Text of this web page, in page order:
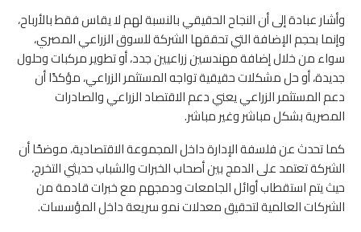
وأشار عبادة إلى أن النجاح الحقيقي بالنسبة لهم لا يقاس فقط بالأرباح،
وإنما بحجم الإضافة التي تحققها الشركة للسوق الزراعي المصري،
سواء من خلال إضافة مهندسين زراعيين جدد، أو تطوير مركبات وحلول
جديدة، أو حل مشكلات حقيقية تواجه المستثمر الزراعي، مؤكدًا أن
دعم المستثمر الزراعي يعني دعم الاقتصاد الزراعي والصادرات
المصرية بشكل مباشر وغير مباشر.
كما تحدث عن فلسفة الإدارة داخل المجموعة الاقتصادية، موضحًا أن
الشركة تعتمد على الدمج بين أصحاب الخبرات والشباب حديثي التخرج،
حيث يتم استقطاب أوائل الجامعات ودمجهم مع خبرات قادمة من
الشركات العالمية لتحقيق معدلات نمو سريعة داخل المؤسسات.